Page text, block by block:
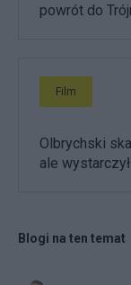
powrót do
Film
Olbrychski
ale
Blogi na ten temat